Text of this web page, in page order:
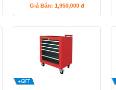
Giá Bán: 1,950,000 đ